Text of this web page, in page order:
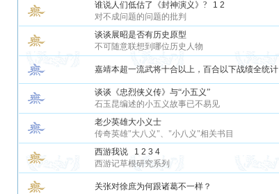
谁说人们低估了《封神演义》?
1 2
对不成问题的问题的批判
谈谈展昭是否有历史原型
不可随意联想到哪位历史人物
嘉靖本超一流武将十合以上，百合以下战绩全统计
谈谈《忠烈侠义传》与“小五义”
石玉昆编述的小五义故事已不易见
老少英雄大小义士
传奇英雄"大八义"、"小八义"相关书目
西游我说
1 2 3 4
西游记草根研究系列
关张对徐庶为何跟诸葛不一样？